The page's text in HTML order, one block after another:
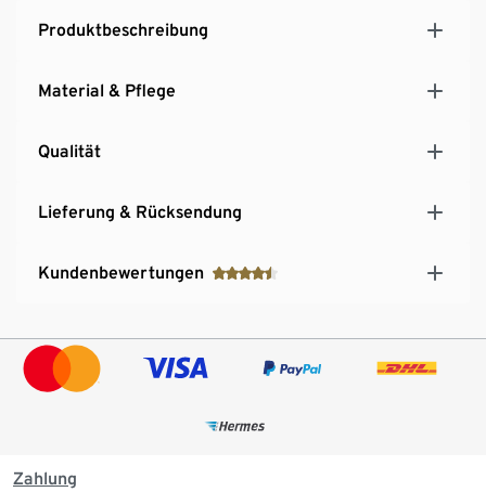
Produktbeschreibung
Material & Pflege
Qualität
Lieferung & Rücksendung
Kundenbewertungen
Zahlung